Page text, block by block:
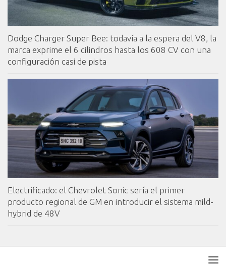
Dodge Charger Super Bee: todavía a la espera del V8, la
marca exprime el 6 cilindros hasta los 608 CV con una
configuración casi de pista
Electrificado: el Chevrolet Sonic sería el primer
producto regional de GM en introducir el sistema mild-
hybrid de 48V